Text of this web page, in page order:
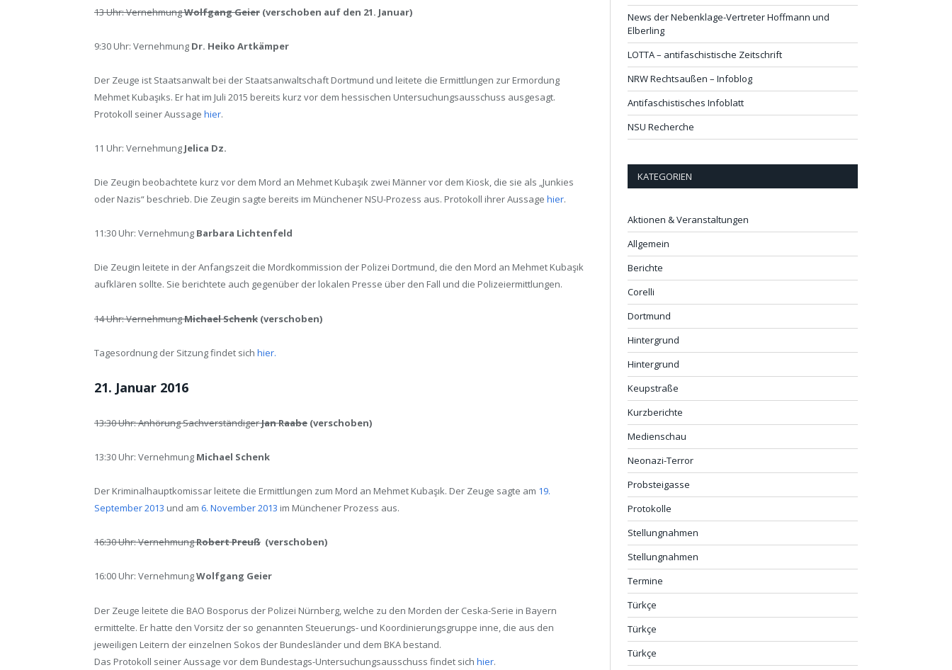
13 Uhr: VernehmungWolfgang Geier (verschoben auf den 21. Januar)
9:30 Uhr: Vernehmung Dr. Heiko Artkämper
Der Zeuge ist Staatsanwalt bei der Staatsanwaltschaft Dortmund und leitete die Ermittlungen zur Ermordung
Mehmet Kubaşıks. Er hat im Juli 2015 bereits kurz vor dem hessischen Untersuchungsausschuss ausgesagt.
Protokoll seiner Aussage hier.
11 Uhr: Vernehmung Jelica Dz.
Die Zeugin beobachtete kurz vor dem Mord an Mehmet Kubaşık zwei Männer vor dem Kiosk, die sie als „Junkies
oder Nazis“ beschrieb. Die Zeugin sagte bereits im Münchener NSU-Prozess aus. Protokoll ihrer Aussage hier.
11:30 Uhr: Vernehmung Barbara Lichtenfeld
Die Zeugin leitete in der Anfangszeit die Mordkommission der Polizei Dortmund, die den Mord an Mehmet Kubaşık
aufklären sollte. Sie berichtete auch gegenüber der lokalen Presse über den Fall und die Polizeiermittlungen.
14 Uhr: VernehmungMichael Schenk (verschoben)
Tagesordnung der Sitzung findet sich hier.
21. Januar 2016
13:30 Uhr: Anhörung SachverständigerJan Raabe (verschoben)
13:30 Uhr: Vernehmung Michael Schenk
Der Kriminalhauptkomissar leitete die Ermittlungen zum Mord an Mehmet Kubaşık. Der Zeuge sagte am 19.
September 2013 und am 6. November 2013 im Münchener Prozess aus.
16:30 Uhr: VernehmungRobert Preuß (verschoben)
16:00 Uhr: VernehmungWolfgang Geier
Der Zeuge leitete die BAO Bosporus der Polizei Nürnberg, welche zu den Morden der Ceska-Serie in Bayern
ermittelte. Er hatte den Vorsitz der so genannten Steuerungs- und Koordinierungsgruppe inne, die aus den
jeweiligen Leitern der einzelnen Sokos der Bundesländer und dem BKA bestand.
Das Protokoll seiner Aussage vor dem Bundestags-Untersuchungsausschuss findet sich hier.
News der Nebenklage-Vertreter Hoffmann und
Elberling
LOTTA – antifaschistische Zeitschrift
NRW Rechtsaußen – Infoblog
Antifaschistisches Infoblatt
NSU Recherche
KATEGORIEN
Aktionen & Veranstaltungen
Allgemein
Berichte
Corelli
Dortmund
Hintergrund
Hintergrund
Keupstraße
Kurzberichte
Medienschau
Neonazi-Terror
Probsteigasse
Protokolle
Stellungnahmen
Stellungnahmen
Termine
Türkçe
Türkçe
Türkçe